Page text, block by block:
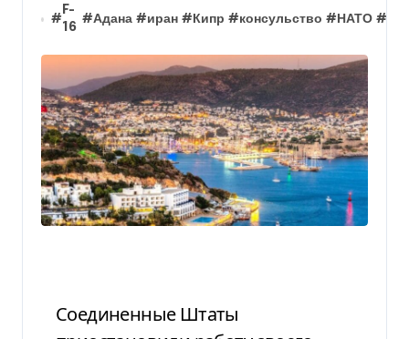
#
F-
16
#Адана #иран # Кипр #консульство # НАТО #
Соединенные Штаты